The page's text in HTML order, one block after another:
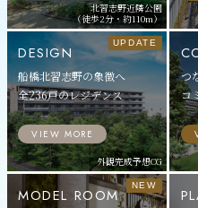
北習志野近隣公園
（徒歩2分・約110m）
DESIGN
船橋北習志野の象徴へ
全236戸のレジデンス
VIEW MORE
外観完成予想CG
つ
コ
MODEL ROOM